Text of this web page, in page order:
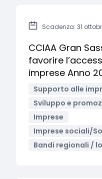
Scadenza: 31
CCIAA Gran
favorire
imprese Anno
Supporto alle
Sviluppo e
Imprese
Imprese sociali/
Bandi regionali /